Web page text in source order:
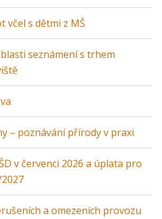
včel s dětmi z MŠ
seznámení s trhem
– poznávání přírody v praxi
v červenci 2026 a úplata pro
a omezeních provozu